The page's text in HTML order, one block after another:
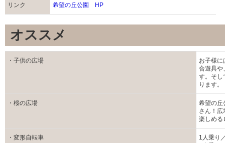
リンク 希望の丘公園 HP
オススメ
・子供の広場
お子様に
合遊具や
す。そし
ります。
・桜の広場
希望の丘
さん！広
楽しめる
・変形自転車
1人乗り